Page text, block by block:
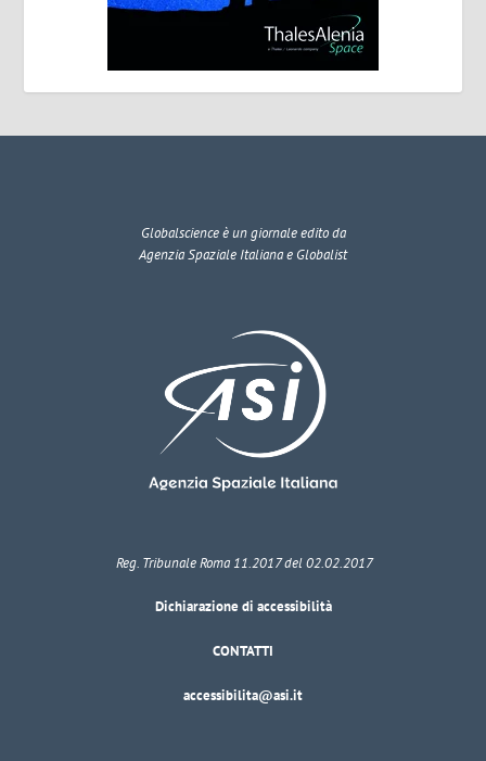
Globalscienceè un giornale edito da
Agenzia Spaziale Italiana e Globalist
Reg. Tribunale Roma 11.2017 del 02.02.2017
Dichiarazione di accessibilità
CONTATTI
accessibilita@asi.it